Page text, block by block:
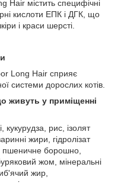
містить специфічні
кислоти ЕПК і ДГК, що
і краси шерсті.
Long Hair сприяє
системи дорослих котів.
живуть у приміщенні
кукурудза, рис, ізолят
жири, гідролізат
пшеничне борошно,
жом, мінеральні
жир,